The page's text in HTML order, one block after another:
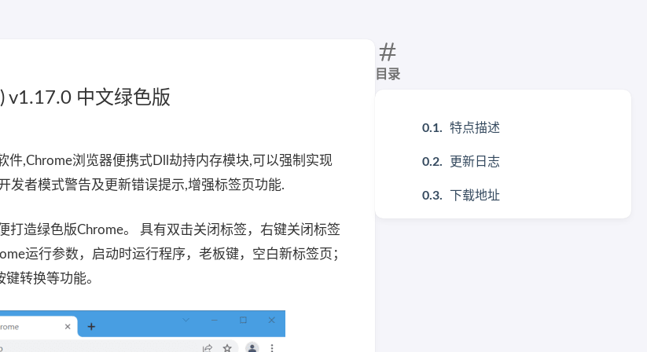
目录
特点描述
更新日志
下载地址
v1.17.0 中文绿色版
件,Chrome浏览器便携式Dll劫持内存模块,可以强制实现
发者模式警告及更新错误提示,增强标签页功能.
打造绿色版Chrome。 具有双击关闭标签，右键关闭标签
运行参数，启动时运行程序，老板键，空白新标签页；
转换等功能。